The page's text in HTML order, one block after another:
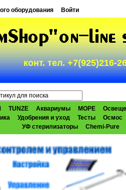
оборудования Войти
конт. тел. +7(925)216-
TUNZE Аквариумы МОРЕ
Удобрения и уход Тесты
Осмос
УФ стерилизаторы
Chemi-Pure